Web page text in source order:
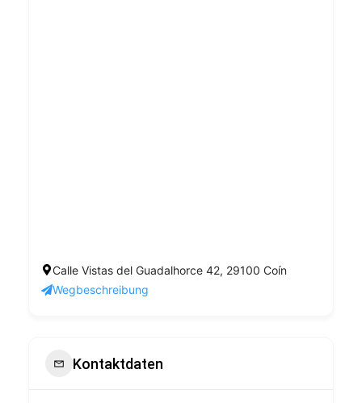
Calle Vistas del Guadalhorce 42, 29100 Coín
Wegbeschreibung
Kontaktdaten